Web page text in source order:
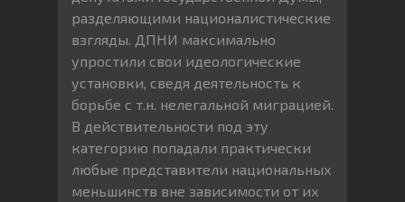
разделяющими националистические
взгляды. ДПНИ максимально
упростили свои идеологические
установки, сведя деятельность к
борьбе с т.н. нелегальной миграцией.
В действительности под эту
категорию попадали практически
любые представители национальных
меньшинств вне зависимости от их